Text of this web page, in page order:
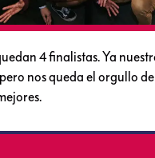
4 finalistas. Ya
pero nos queda el orgullo